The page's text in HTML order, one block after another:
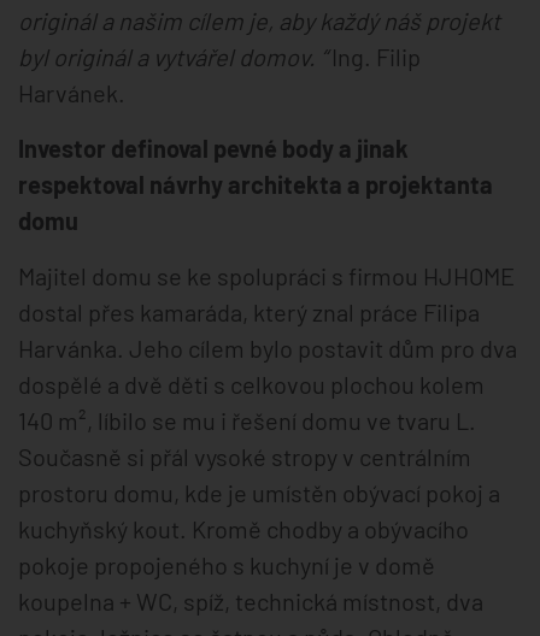
originál a našim cílem je, aby každý náš projekt
byl originál a vytvářel domov. “Ing. Filip
Harvánek.
Investor definoval pevné body a jinak
respektoval návrhy architekta a projektanta
domu
Majitel domu se ke spolupráci s firmou HJHOME
dostal přes kamaráda, který znal práce Filipa
Harvánka. Jeho cílem bylo postavit dům pro dva
dospělé a dvě děti s celkovou plochou kolem
140 m², líbilo se mu i řešení domu ve tvaru L.
Současně si přál vysoké stropy v centrálním
prostoru domu, kde je umístěn obývací pokoj a
kuchyňský kout. Kromě chodby a obývacího
pokoje propojeného s kuchyní je v domě
koupelna + WC, spíž, technická místnost, dva